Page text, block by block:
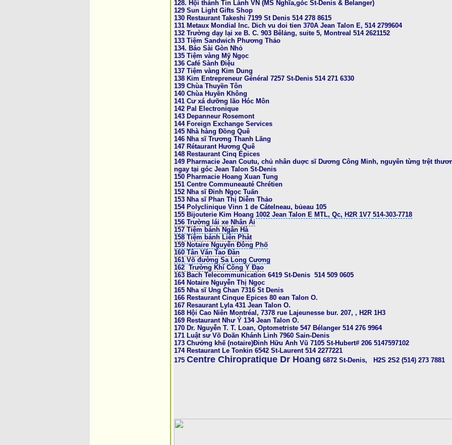
128. Hội thánh Tin Lành VN (MS Nghĩa,góc St-Denis & Belanger)
129 Sun Light Gifts Shop
130 Restaurant Takeshi 7199 St Denis 514 278 8615
131 Metaux Mondial Inc. Dich vu doi tien 370A Jean Talon E, 514 2799604
132 Trường dạy lại xe B. C. 903 Bêlảng, suite 5, Montreal 514 2621152
133 Tiệm Sandwich Phương Thảo
134. Báo Sài Gòn Nhỏ
135 Tiệm vàng Mỹ Ngọc
136 Café Sành Điệu
137 Tiệm vàng Kim Dung
138 Kim Entrepreneur Général 7257 St-Denis 514 271 6330
139 Chùa Thuyền Tôn
140 Chùa Huyền Không
141 Cư xá dưỡng lão Hóc Môn
142 Pal Electronique
143 Depanneur Rosemont
144 Foreign Exchange Services
145 Nhà hàng Đồng Quê
146 Nha sĩ Trương Thanh Lãng
147 Rétaurant Hương Quê
148 Restaurant Cinq Épices
149 Pharmacie Jean Coutu, chủ nhân duợc sĩ Dương Công Minh, nguyên từng trệt
ngay tại góc Jean Talon St-Denis
150 Pharmacie Hoang Xuan Tung
151 Centre Communeauté Chrétien
152 Nha sĩ Đinh Ngọc Tuấn
153 Nha sĩ Phan Thị Diễm Thảo
154 Polyclinique Vinn 1 de Cátelneau, bủeau 105
155 Bijouterie Kim Hoang 1002 Jean Talon E MTL, Qc, H2R 1V7 514-303-7718
156 Trường lái xe Nhân Ái
157 Tiệm bánh Ngân Hà
158 Tiệm bánh Liên Phát
159 Notaire Nguyễn Đông Phố
160 Tân Văn Tao Đàn
161 Võ đường Sa Long Cương
162 Trường Khí Công Y Đạo
163 Bach Telecommunication 6419 St-Denis 514 509 0605
164 Notaire Nguyễn Thị Ngọc
165 Nha sĩ Ung Chan 7316 St Denis
166 Restaurant Cinque Epices 80 ean Talon O.
167 Resaurant Lyla 431 Jean Talon O.
168 Hội Cao Niên Montréal, 7378 rue Lajeunesse bur. 207, , H2R 1H3
169 Restaurant Như Ý 134 Jean Talon O.
170 Dr. Nguyễn T. T. Loan, Optometriste 547 Bélanger 514 276 9964
171 Luật sư Võ Doãn Khánh Linh 7960 Sain-Denis
173 Chưởng khế (notaire)Đinh Hữu Anh Vũ 7105 St-Hubert# 206 5147597102
174 Restaurant Le Tonkin 6542 St-Laurent 514 2277221
175 Centre Chiropratique Dr Hoang 6872 St-Denis, H2S 2S2 (514) 273 7881